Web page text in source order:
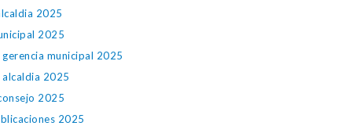
2025
2025
municipal 2025
2025
2025
2025